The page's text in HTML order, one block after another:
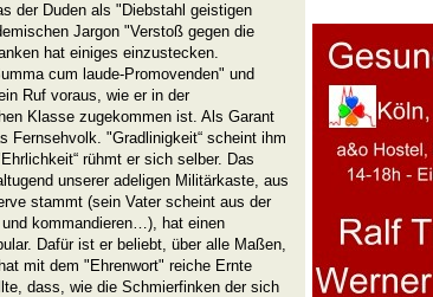
der Duden als "Diebstahl geistigen
Jargon "Verstoß gegen die
hat einiges einzustecken.
cum laude-Promovenden" und
Ruf voraus, wie er in der
Klasse zugekommen ist. Als Garant
Fernsehvolk. "Gradlinigkeit“ scheint ihm
rühmt er sich selber. Das
unserer adeligen Militärkaste, aus
stammt (sein Vater scheint aus der
kommandieren…), hat einen
Dafür ist er beliebt, über alle Maßen,
mit dem "Ehrenwort" reiche Ernte
dass, wie die Schmierfinken der sich